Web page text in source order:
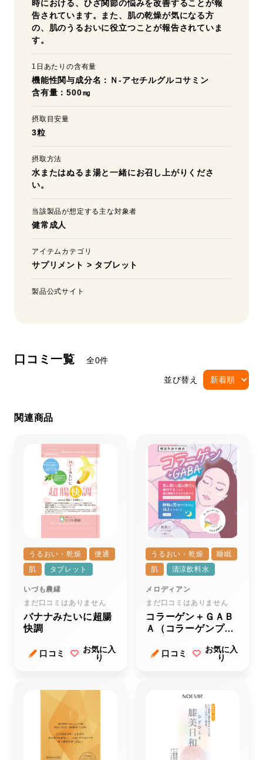
時における、ひざ関節の悩みを改善することが報
告されています。また、肌の乾燥が気になる方
の、肌のうるおいに役立つことが報告されていま
す。
1日あたりの含有量
機能性関与成分名：Ｎ-アセチルグルコサミン
含有量：500㎎
摂取目安量
3粒
摂取方法
水またはぬるま湯と一緒にお召し上がりくださ
い。
当該製品が想定する主な対象者
健常成人
アイテムカテゴリ
サプリメント > タブレット
製品公式サイト
口コミ一覧 全0件
並び替え
関連商品
うるおい・乾燥
便通
肌
タブレット
いづも農縁
まだ口コミはありません
バナナみたいに超腸
快調
口コミ
お気に入
り
うるおい・乾燥
睡眠
肌
清涼飲料水
メロディアン
まだ口コミはありません
コラーゲン＋ＧＡＢ
Ａ（コラーゲンプラ
口コミ
お気に入
り